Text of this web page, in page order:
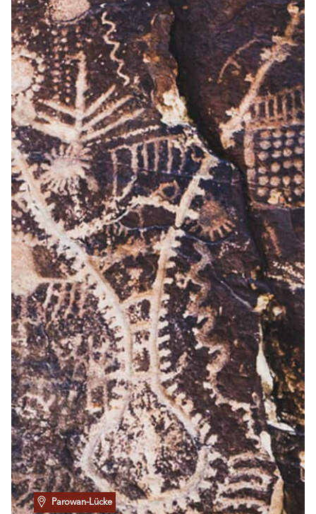
Parowan-Lücke